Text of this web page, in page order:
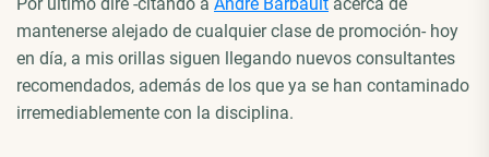
mantenerse alejado de cualquier clase de promoción- hoy
en día, a mis orillas siguen llegando nuevos consultantes
recomendados, además de los que ya se han contaminado
irremediablemente con la disciplina.